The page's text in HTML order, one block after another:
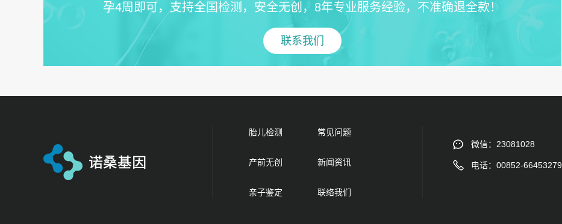
孕4周即可，支持全国检测，安全无创，8年专业服务经验，不准确退全款！
联系我们
胎儿检测 常见问题
产前无创 新闻资讯
亲子鉴定 联络我们
微信：23081028
电话：00852-66453279